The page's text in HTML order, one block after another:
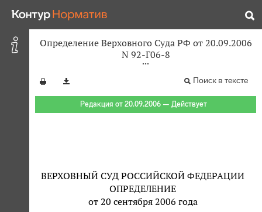
Определение Верховного Суда РФ от 20.09.2006
N 92-Г06-8
Поиск в тексте
Редакция от 20.09.2006 — Действует
ВЕРХОВНЫЙ СУД РОССИЙСКОЙ ФЕДЕРАЦИИ
ОПРЕДЕЛЕНИЕ
от 20 сентября 2006 года